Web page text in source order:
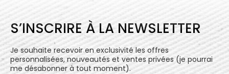
S’INSCRIRE À LA NEWSLETTER
Je souhaite recevoir en exclusivité les offres
personnalisées, nouveautés et ventes privées (je pourrai
me désabonner à tout moment).